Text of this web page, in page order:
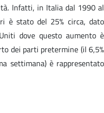
Infatti, in Italia dal 1990 al
è stato del 25% circa, dato
dove questo aumento è
dei parti pretermine (il 6,5%
settimana) è rappresentato